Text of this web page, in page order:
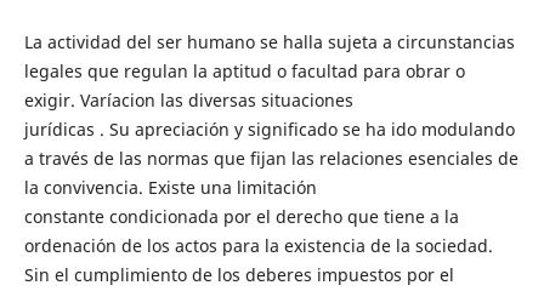
La actividad del ser humano se halla sujeta a circunstancias
legales que regulan la aptitud o facultad para obrar o
exigir. Varíacion las diversas situaciones
jurídicas . Su apreciación y significado se ha ido modulando
a través de las normas que fijan las relaciones esenciales de
la convivencia. Existe una limitación
constante condicionada por el derecho que tiene a la
ordenación de los actos para la existencia de la sociedad.
Sin el cumplimiento de los deberes impuestos por el